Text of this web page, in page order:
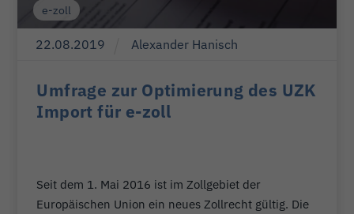
e-zoll
22.08.2019 Alexander Hanisch
Umfrage zur Optimierung des UZK
Import für e-zoll
Seit dem 1. Mai 2016 ist im Zollgebiet der
Europäischen Union ein neues Zollrecht gültig. Die